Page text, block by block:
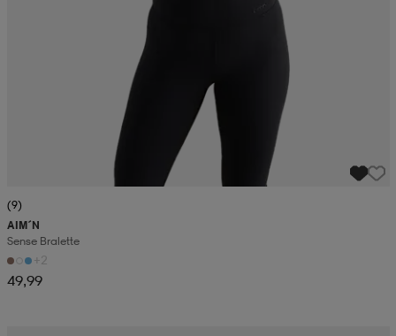
(9)
AIM´N
Sense Bralette
+2
49,99